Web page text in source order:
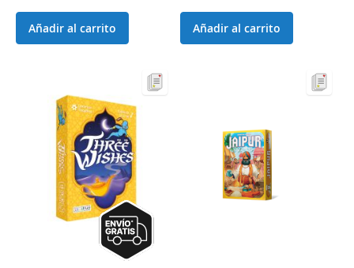
Añadir al carrito Añadir al carrito